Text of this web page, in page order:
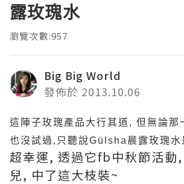
露玫瑰水
瀏覽次數:957
Big Big World
發佈於 2013.10.06
這陣子玫瑰產品大行其道, 但無論那
也沒試過,只聽說Gülsha晨露玫瑰水
超幸運, 透過它fb中秋節活動
兒, 中了這大枝裝~